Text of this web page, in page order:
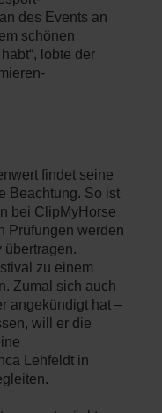
des Events an
schönen
lobte der
findet seine
Beachtung. So ist
bei ClipMyHorse
Prüfungen werden
übertragen.
zu einem
Zumal sich auch
angekündigt hat –
will er die
Lehfeldt in